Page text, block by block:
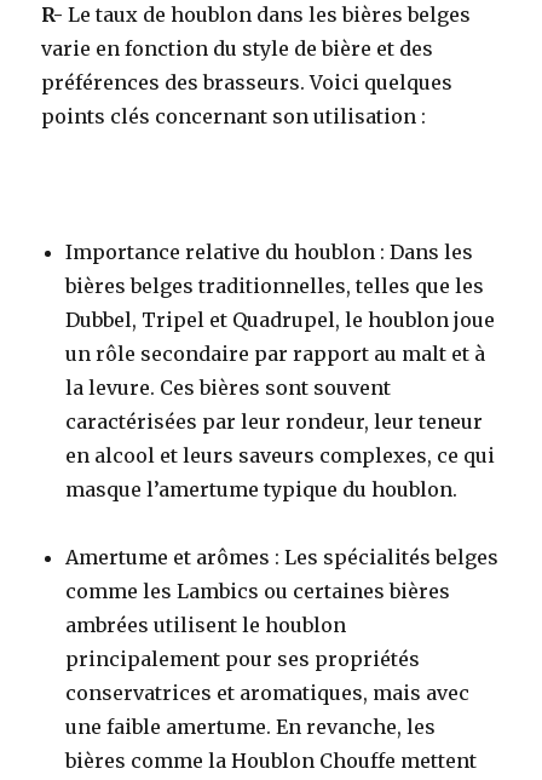
R- Le taux de houblon dans les bières belges
varie en fonction du style de bière et des
préférences des brasseurs. Voici quelques
points clés concernant son utilisation :
Importance relative du houblon : Dans les
bières belges traditionnelles, telles que les
Dubbel, Tripel et Quadrupel, le houblon joue
un rôle secondaire par rapport au malt et à
la levure. Ces bières sont souvent
caractérisées par leur rondeur, leur teneur
en alcool et leurs saveurs complexes, ce qui
masque l’amertume typique du houblon.
Amertume et arômes : Les spécialités belges
comme les Lambics ou certaines bières
ambrées utilisent le houblon
principalement pour ses propriétés
conservatrices et aromatiques, mais avec
une faible amertume. En revanche, les
bières comme la Houblon Chouffe mettent